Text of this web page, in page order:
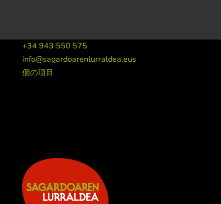
+34 943 550 575
info@sagardoarenlurraldea.eus
個の項目